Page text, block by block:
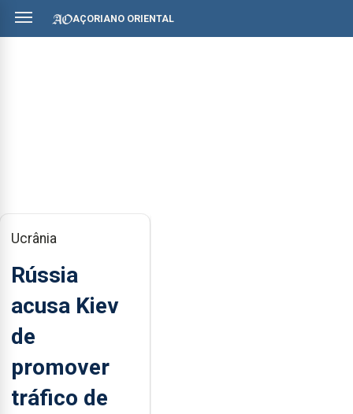
AÇORIANO ORIENTAL
Ucrânia
Rússia
acusa Kiev
de
promover
tráfico de